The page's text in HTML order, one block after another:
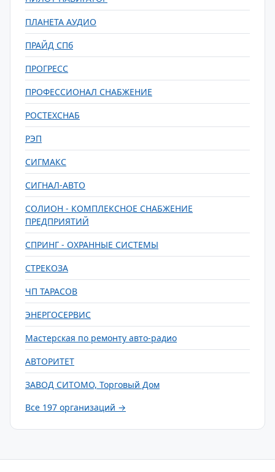
ПЛАНЕТА АУДИО
ПРАЙД СПб
ПРОГРЕСС
ПРОФЕССИОНАЛ СНАБЖЕНИЕ
РОСТЕХСНАБ
РЭП
СИГМАКС
СИГНАЛ-АВТО
СОЛИОН - КОМПЛЕКСНОЕ СНАБЖЕНИЕ
ПРЕДПРИЯТИЙ
СПРИНГ - ОХРАННЫЕ СИСТЕМЫ
СТРЕКОЗА
ЧП ТАРАСОВ
ЭНЕРГОСЕРВИС
Мастерская по ремонту авто-радио
АВТОРИТЕТ
ЗАВОД СИТОМО, Торговый Дом
Все 197 организаций →